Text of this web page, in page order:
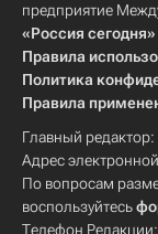
предприятие
«Россия сегодня»
Правила
Политика
Правила
Главный редактор:
Адрес
По вопросам
воспользуйтесь
Телефон Редакции: